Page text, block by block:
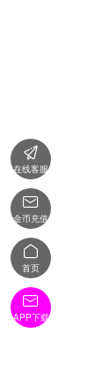

在线客服

金币充值

首页

APP下载